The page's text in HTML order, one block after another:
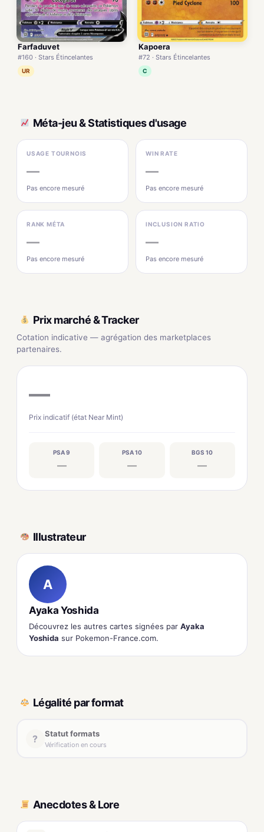
Farfaduvet
#160 · Stars Étincelantes
UR
Kapoera
#72 · Stars Étincelantes
C
Méta-jeu & Statistiques d'usage
USAGE TOURNOIS
—
Pas encore mesuré
WIN RATE
—
Pas encore mesuré
RANK MÉTA
—
Pas encore mesuré
INCLUSION RATIO
—
Pas encore mesuré
Prix marché & Tracker
Cotation indicative — agrégation des marketplaces
partenaires.
—
Prix indicatif (état Near Mint)
PSA 9
—
PSA 10
—
BGS 10
—
Illustrateur
A
Ayaka Yoshida
Découvrez les autres cartes signées par Ayaka
Yoshida sur Pokemon-France.com.
Légalité par format
? Statut formats
Vérification en cours
Anecdotes & Lore